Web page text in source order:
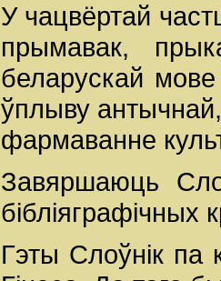
У чацвёртай
прымавак,
беларускай
ўплыву
фармаванне
Завяршаюць
бібліяграфічных
Гэты Слоўнік па